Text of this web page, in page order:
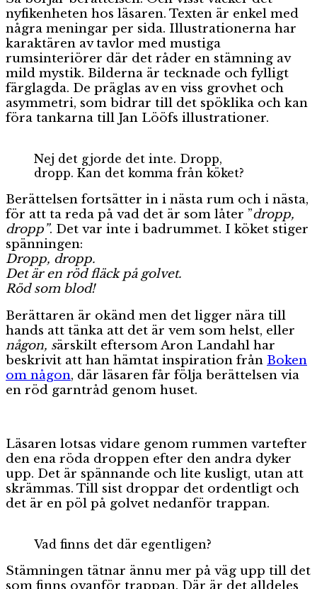
nyfikenheten hos läsaren. Texten är enkel med
några meningar per sida. Illustrationerna har
karaktären av tavlor med mustiga
rumsinteriörer där det råder en stämning av
mild mystik. Bilderna är tecknade och fylligt
färglagda. De präglas av en viss grovhet och
asymmetri, som bidrar till det spöklika och kan
föra tankarna till Jan Lööfs illustrationer.
Nej det gjorde det inte. Dropp,
dropp. Kan det komma från köket?
Berättelsen fortsätter in i nästa rum och i nästa,
för att ta reda på vad det är som låter ”dropp,
dropp”. Det var inte i badrummet. I köket stiger
spänningen:
Dropp, dropp.
Det är en röd fläck på golvet.
Röd som blod!
Berättaren är okänd men det ligger nära till
hands att tänka att det är vem som helst, eller
någon, särskilt eftersom Aron Landahl har
beskrivit att han hämtat inspiration från Boken
om någon, där läsaren får följa berättelsen via
en röd garntråd genom huset.
Läsaren lotsas vidare genom rummen vartefter
den ena röda droppen efter den andra dyker
upp. Det är spännande och lite kusligt, utan att
skrämmas. Till sist droppar det ordentligt och
det är en pöl på golvet nedanför trappan.
Vad finns det där egentligen?
Stämningen tätnar ännu mer på väg upp till det
som finns ovanför trappan. Där är det alldeles